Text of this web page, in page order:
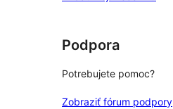
1-
hodnotením
Podpora
Potrebujete pomoc?
Zobraziť fórum podpory